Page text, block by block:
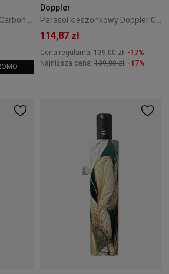
Parasol automatyczny Carbon Magic XM Business Doppler Czarny
Doppler
Parasol kieszonkowy Doppler Carbonsteel Mini Slim granatowy
114,87 zł
Cena regularna: 139,00 zł -17%
Najniższa cena: 139,00 zł -17%